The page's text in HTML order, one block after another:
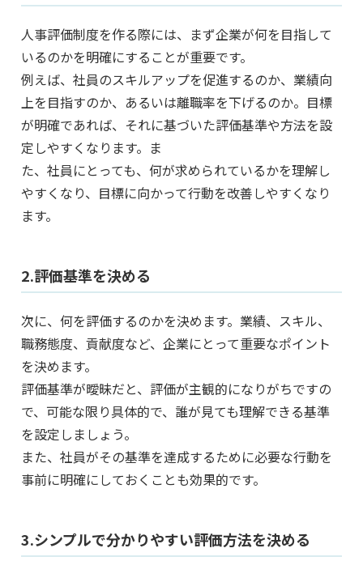
人事評価制度を作る際には、まず企業が何を目指して
いるのかを明確にすることが重要です。
例えば、社員のスキルアップを促進するのか、業績向
上を目指すのか、あるいは離職率を下げるのか。目標
が明確であれば、それに基づいた評価基準や方法を設
定しやすくなります。ま
た、社員にとっても、何が求められているかを理解し
やすくなり、目標に向かって行動を改善しやすくなり
ます。
2.評価基準を決める
次に、何を評価するのかを決めます。業績、スキル、
職務態度、貢献度など、企業にとって重要なポイント
を決めます。
評価基準が曖昧だと、評価が主観的になりがちですの
で、可能な限り具体的で、誰が見ても理解できる基準
を設定しましょう。
また、社員がその基準を達成するために必要な行動を
事前に明確にしておくことも効果的です。
3.シンプルで分かりやすい評価方法を決める